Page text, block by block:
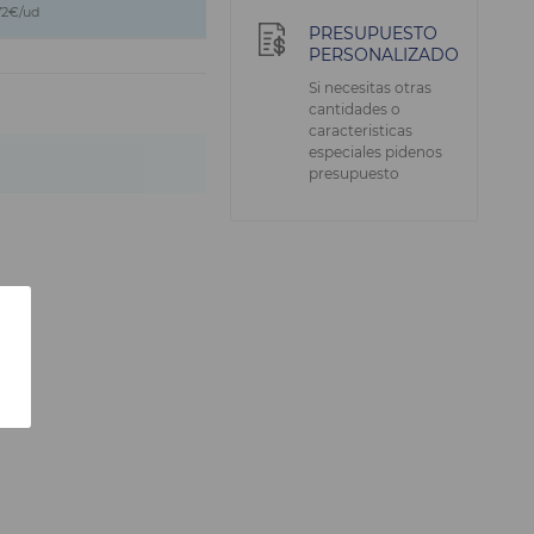
ud
PRESUPUESTO
PERSONALIZADO
Si necesitas otras
cantidades o
caracteristicas
especiales pidenos
presupuesto